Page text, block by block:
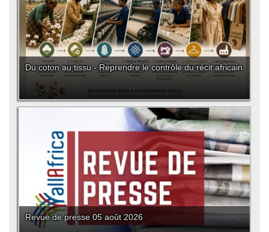
Du coton au tissu - Reprendre le contrôle du récit africain
Revue de presse 05 août 2026